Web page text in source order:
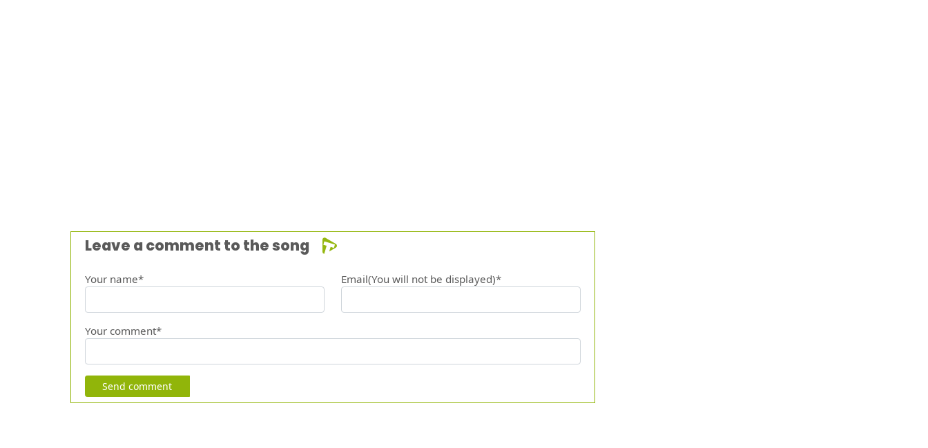
Leave a comment to the song
Your name* Email(You will not be displayed)*
Your comment*
Send comment